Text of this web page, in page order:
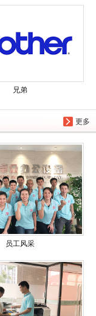
兄弟
更多
员工风采